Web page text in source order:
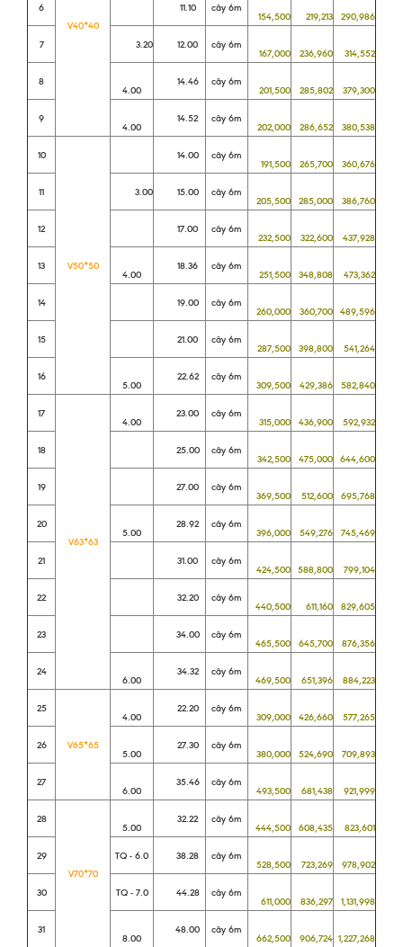
V40*40
6 11.10 cây 6m
154,500 219,213 290,986
7 3.20 12.00 cây 6m
167,000 236,960 314,552
8
4.00
14.46 cây 6m
201,500 285,802 379,300
9
4.00
14.52 cây 6m
202,000 286,652 380,538
10
V50*50
14.00 cây 6m
191,500 265,700 360,676
11 3.00 15.00 cây 6m
205,500 285,000 386,760
12 17.00 cây 6m
232,500 322,600 437,928
13
4.00
18.36 cây 6m
251,500 348,808 473,362
14 19.00 cây 6m
260,000 360,700 489,596
15 21.00 cây 6m
287,500 398,800 541,264
16
5.00
22.62 cây 6m
309,500 429,386 582,840
17
V63*63
4.00
23.00 cây 6m
315,000 436,900 592,932
18 25.00 cây 6m
342,500 475,000 644,600
19 27.00 cây 6m
369,500 512,600 695,768
20
5.00
28.92 cây 6m
396,000 549,276 745,469
21 31.00 cây 6m
424,500 588,800 799,104
22 32.20 cây 6m
440,500 611,160 829,605
23 34.00 cây 6m
465,500 645,700 876,356
24
6.00
34.32 cây 6m
469,500 651,396 884,223
25
V65*65
4.00
22.20 cây 6m
309,000 426,660 577,265
26
5.00
27.30 cây 6m
380,000 524,690 709,893
27
6.00
35.46 cây 6m
493,500 681,438 921,999
28
V70*70
5.00
32.22 cây 6m
444,500 608,435 823,601
29 TQ - 6.0 38.28 cây 6m
528,500 723,269 978,902
30 TQ - 7.0 44.28 cây 6m
611,000 836,297 1,131,998
31
8.00
48.00 cây 6m
662,500 906,724 1,227,268